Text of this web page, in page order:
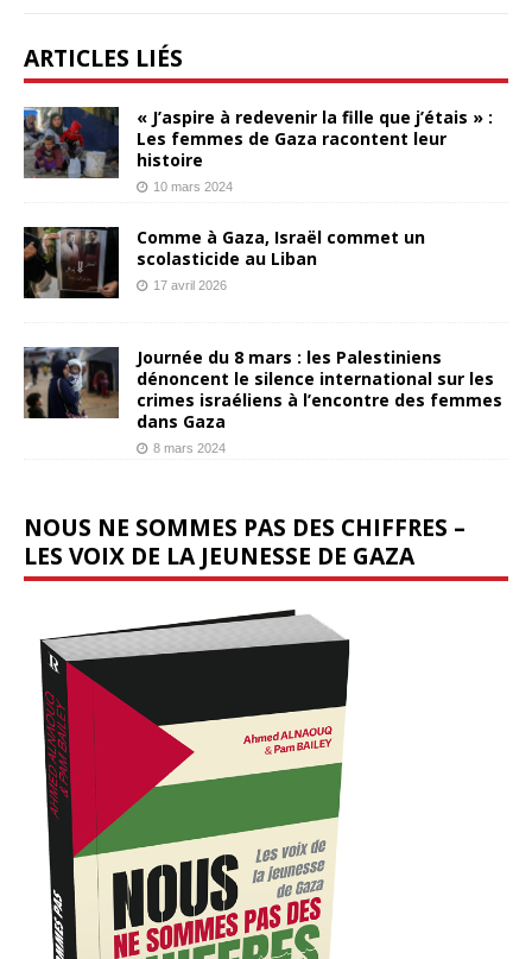
ARTICLES LIÉS
« J’aspire à redevenir la fille que j’étais » :
Les femmes de Gaza racontent leur
histoire
10 mars 2024
Comme à Gaza, Israël commet un
scolasticide au Liban
17 avril 2026
Journée du 8 mars : les Palestiniens
dénoncent le silence international sur les
crimes israéliens à l’encontre des femmes
dans Gaza
8 mars 2024
NOUS NE SOMMES PAS DES CHIFFRES –
LES VOIX DE LA JEUNESSE DE GAZA